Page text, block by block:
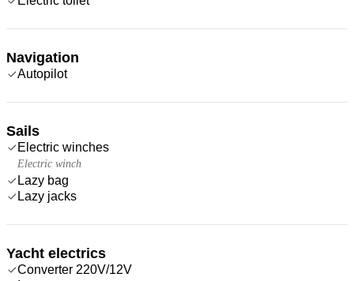
Navigation
Autopilot
Sails
Electric winches
Electric winch
Lazy bag
Lazy jacks
Yacht electrics
Converter 220V/12V